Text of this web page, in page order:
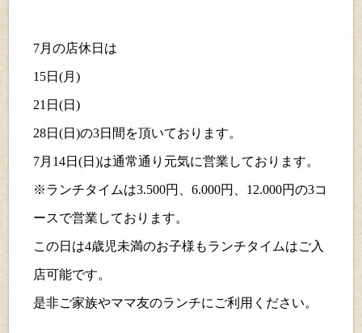
7月の店休日は
15日(月)
21 日(日)
28日(日)の3日間を頂いております。
7月 14日(日)は通常通り元気に営業しております。
※ランチタイムは3.500円、6.000円、 12.000円の3コ
ースで営業しております。
この日は4歳児未満のお子様もランチタイムはご入
店可能です。
是非ご家族やママ友のランチにご利用ください。